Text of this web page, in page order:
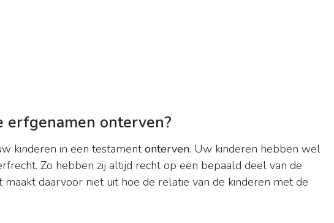
erfgenamen onterven?
kinderen in een testamentonterven. Uw kinderen hebben wel
Zo hebben zij altijd recht op een bepaald deel van de
maakt daarvoor niet uit hoe de relatie van de kinderen met de